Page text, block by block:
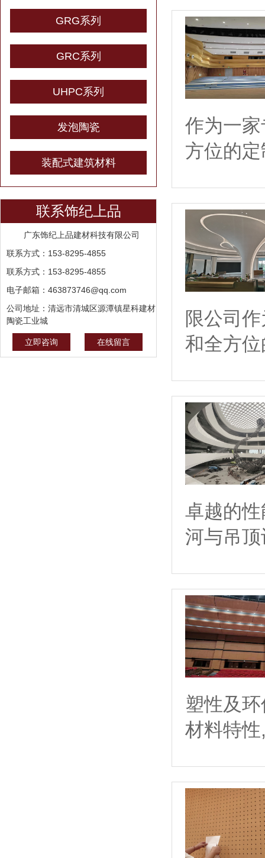
GRG系列
GRC系列
UHPC系列
发泡陶瓷
装配式建筑材料
联系饰纪上品
广东饰纪上品建材科技有限公司
联系方式：153-8295-4855
联系方式：153-8295-4855
电子邮箱：463873746@qq.com
公司地址：清远市清城区源潭镇星科建材
陶瓷工业城
立即咨询 在线留言
作为一
方位的
限公司
和全方
卓越的
河与吊
塑性及
材料特